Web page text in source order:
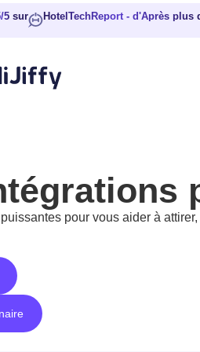
5 sur HotelTechReport - d'Après plus
pour vous aider à